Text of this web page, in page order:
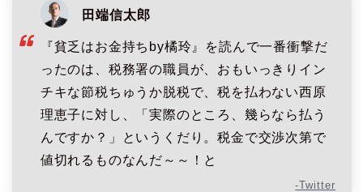
田端信太郎
『貧乏はお金持ちby橘玲』を読んで一番衝撃だ
ったのは、税務署の職員が、おもいっきりイン
チキな節税ちゅうか脱税で、税を払わない西原
理恵子に対し、「実際のところ、幾らなら払う
んですか？」というくだり。税金で交渉次第で
値切れるものなんだ～～！と
-Twitter